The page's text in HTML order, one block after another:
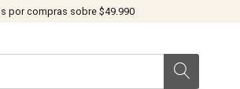
por compras sobre $49.990